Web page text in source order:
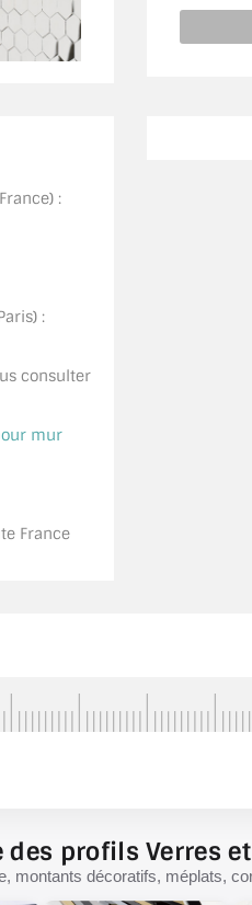
:
:
consulter
mur
France
des profils Verres
montants décoratifs, méplats,